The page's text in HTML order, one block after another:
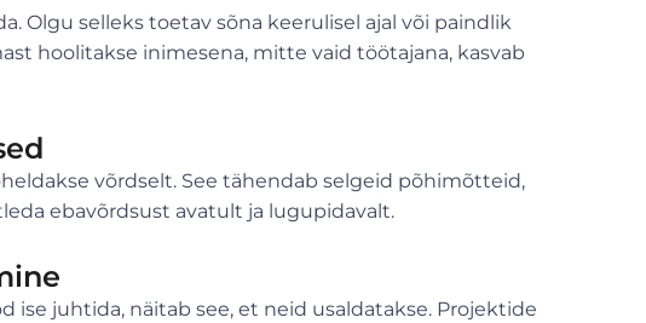
Olgu selleks toetav sõna keerulisel ajal või paindlik
hoolitakse inimesena, mitte vaid töötajana, kasvab
võrdselt. See tähendab selgeid põhimõtteid,
ebavõrdsust avatult ja lugupidavalt.
ise juhtida, näitab see, et neid usaldatakse. Projektide